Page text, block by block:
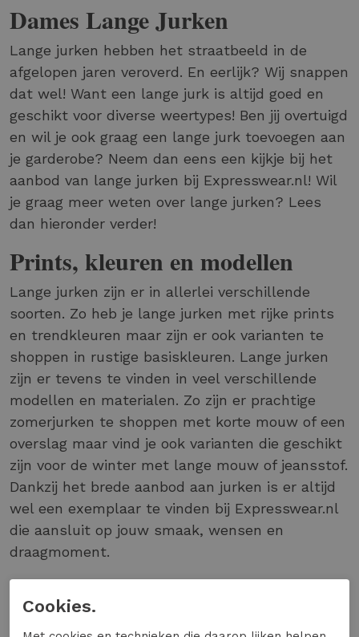
Dames Lange Jurken
Lange jurken hebben het straatbeeld in de
afgelopen jaren veroverd. En eerlijk? Wij snappen
dat wel! Want een lange jurk is altijd goed en
geschikt voor diverse weertypes! Ben jij overtuigd
en wil je ook graag een lange jurk toevoegen aan
je garderobe? Neem dan eens een kijkje bij het
aanbod van lange jurken bij Expresswear.nl! Wil
je graag meer weten over lange jurken? Lees
dan hieronder verder!
Prints, kleuren en modellen
Lange jurken zijn er in allerlei verschillende
soorten. Zo heb je lange jurken met rijke prints
en trendkleuren maar zijn er ook varianten te
shoppen in rustige basiskleuren. Lange jurken
zijn er tevens te vinden in veel verschillende
modellen en materialen. Zo zijn er prachtige
zomerjurken te shoppen met korte mouw of een
overslag maar vind je ook varianten die geschikt
zijn voor de winter met lange mouw of jeansstof.
Dankzij het brede aanbod aan jurken is er altijd
wel een exemplaar te vinden bij Expresswear.nl
die aansluit op jouw smaak, wensen en
draagmoment.
Lange Jurken Combineren
Cookies.